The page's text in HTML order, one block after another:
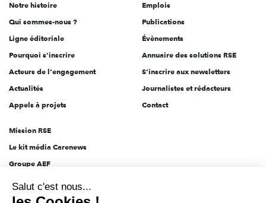
l'engagement
Notre histoire
Qui sommes-nous ?
Ligne éditoriale
Pourquoi s'inscrire
Acteurs de l'engagement
Actualités
Appels à projets
Emplois
Publications
Évènements
Annuaire des solutions RSE
S'inscrire aux newsletters
Journalistes et rédacteurs
Contact
Mission RSE
Le kit média Carenews
Groupe AEF
Novethic
Salut c'est nous...